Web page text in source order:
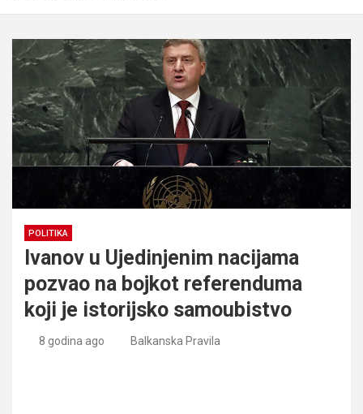
POLITIKA
Ivanov u Ujedinjenim nacijama
pozvao na bojkot referenduma
koji je istorijsko samoubistvo
8 godina ago Balkanska Pravila